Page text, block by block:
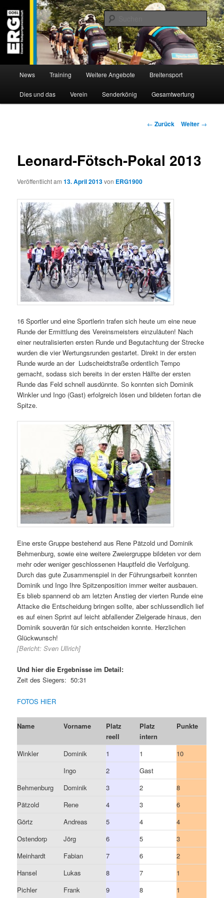
Inhalt
wechseln
ERG 1900 e.V
Willkommen bei der Essener Radsportgemeinschaft
News Training Weitere Angebote Breitensport
Dies und das Verein Senderkönig Gesamtwertung
Beitragsnavigation
← Zurück Weiter →
Leonard-Fötsch-Pokal 2013
Veröffentlicht am13. April 2013von ERG1900
16 Sportler und eine Sportlerin trafen sich heute um eine neue
Runde der Ermittlung des Vereinsmeisters einzuläuten! Nach
einer neutralisierten ersten Runde und Begutachtung der Strecke
wurden die vier Wertungsrunden gestartet. Direkt in der ersten
Runde wurde an der Ludscheidtstraße ordentlich Tempo
gemacht, sodass sich bereits in der ersten Hälfte der ersten
Runde das Feld schnell ausdünnte. So konnten sich Dominik
Winkler und Ingo (Gast) erfolgreich lösen und bildeten fortan die
Spitze.
Eine erste Gruppe bestehend aus Rene Pätzold und Dominik
Behmenburg, sowie eine weitere Zweiergruppe bildeten vor dem
mehr oder weniger geschlossenen Hauptfeld die Verfolgung.
Durch das gute Zusammenspiel in der Führungsarbeit konnten
Dominik und Ingo Ihre Spitzenposition immer weiter ausbauen.
Es blieb spannend ob am letzten Anstieg der vierten Runde eine
Attacke die Entscheidung bringen sollte, aber schlussendlich lief
es auf einen Sprint auf leicht abfallender Zielgerade hinaus, den
Dominik souverän für sich entscheiden konnte. Herzlichen
Glückwunsch!
[Bericht: Sven Ullrich]
Und hier die Ergebnisse im Detail:
Zeit des Siegers: 50:31
FOTOS HIER
Name Vorname
Platz
reell
Platz
intern
Punkte
Winkler Dominik 1 1
10
Ingo
2
Gast
Behmenburg
Dominik 3 2
8
Pätzold
Rene 4 3
6
Görtz
Andreas 5 4
4
Ostendorp
Jörg 6 5
3
Meinhardt
Fabian 7 6
2
Hansel
Lukas 8 7
1
Pichler
Frank 9 8 1